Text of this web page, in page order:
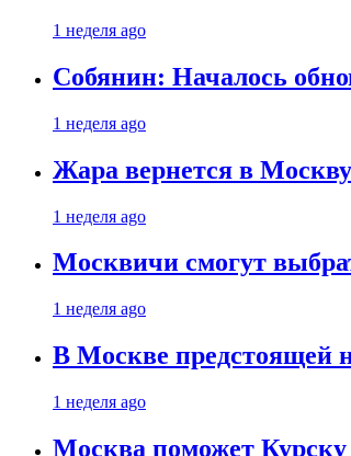
1 неделя ago
Собянин: Началось
1 неделя ago
Жара вернется в
1 неделя ago
Москвичи смогут
1 неделя ago
В Москве предстоящей
1 неделя ago
Москва поможет Курску